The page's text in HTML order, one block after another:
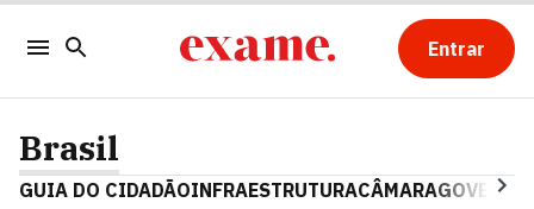
Entrar
Brasil
GUIA DO CIDADÃOINFRAESTRUTURACÂMARAGOVERNO